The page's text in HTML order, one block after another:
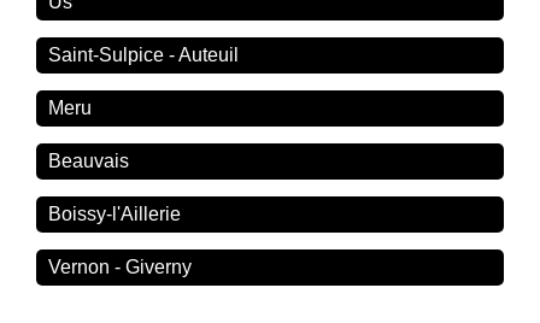
Saint-Sulpice - Auteuil
Meru
Beauvais
Boissy-l'Aillerie
Vernon - Giverny